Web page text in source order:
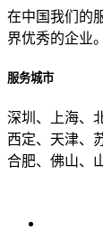
在中国我们的
界优秀的企业。
服务城市
深圳、上海、
西定、天津、
合肥、佛山、